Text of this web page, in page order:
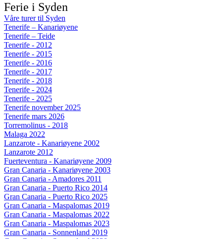
Ferie i Syden
Våre turer til Syden
Tenerife – Kanariøyene
Tenerife – Teide
Tenerife - 2012
Tenerife - 2015
Tenerife - 2016
Tenerife - 2017
Tenerife - 2018
Tenerife - 2024
Tenerife - 2025
Tenerife november 2025
Tenerife mars 2026
Torremolinus - 2018
Malaga 2022
Lanzarote - Kanariøyene 2002
Lanzarote 2012
Fuerteventura - Kanariøyene 2009
Gran Canaria - Kanariøyene 2003
Gran Canaria - Amadores 2011
Gran Canaria - Puerto Rico 2014
Gran Canaria - Puerto Rico 2025
Gran Canaria - Maspalomas 2019
Gran Canaria - Maspalomas 2022
Gran Canaria - Maspalomas 2023
Gran Canaria - Sonnenland 2019